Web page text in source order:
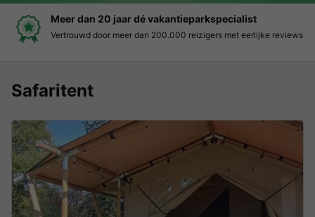
Meer dan 20 jaar dé vakantieparkspecialist
Vertrouwd door meer dan 200.000 reizigers met eerlijke reviews
Safaritent